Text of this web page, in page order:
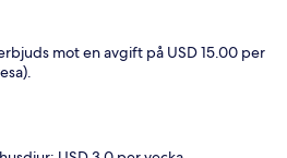
mot en avgift på USD 15.00 per